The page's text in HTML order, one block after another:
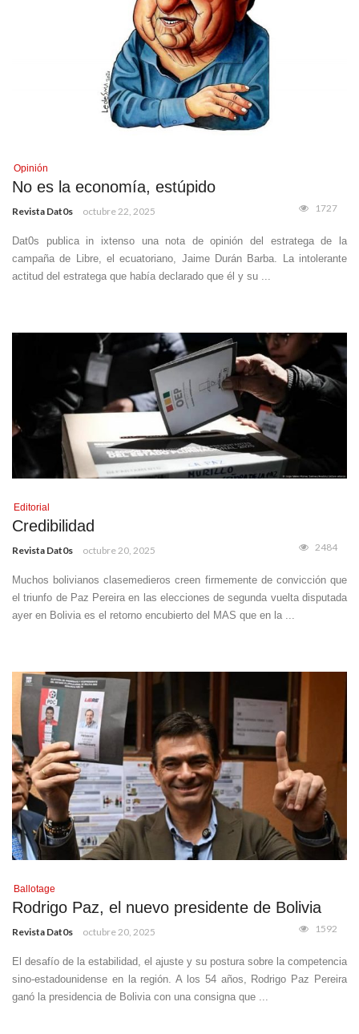
Opinión
No es la economía, estúpido
Revista Dat0s octubre 22, 2025 1727
Dat0s publica in ixtenso una nota de opinión del estratega de la
campaña de Libre, el ecuatoriano, Jaime Durán Barba. La intolerante
actitud del estratega que había declarado que él y su ...
Editorial
Credibilidad
Revista Dat0s octubre 20, 2025 2484
Muchos bolivianos clasemedieros creen firmemente de convicción que
el triunfo de Paz Pereira en las elecciones de segunda vuelta disputada
ayer en Bolivia es el retorno encubierto del MAS que en la ...
Ballotage
Rodrigo Paz, el nuevo presidente de Bolivia
Revista Dat0s octubre 20, 2025 1592
El desafío de la estabilidad, el ajuste y su postura sobre la competencia
sino-estadounidense en la región. A los 54 años, Rodrigo Paz Pereira
ganó la presidencia de Bolivia con una consigna que ...